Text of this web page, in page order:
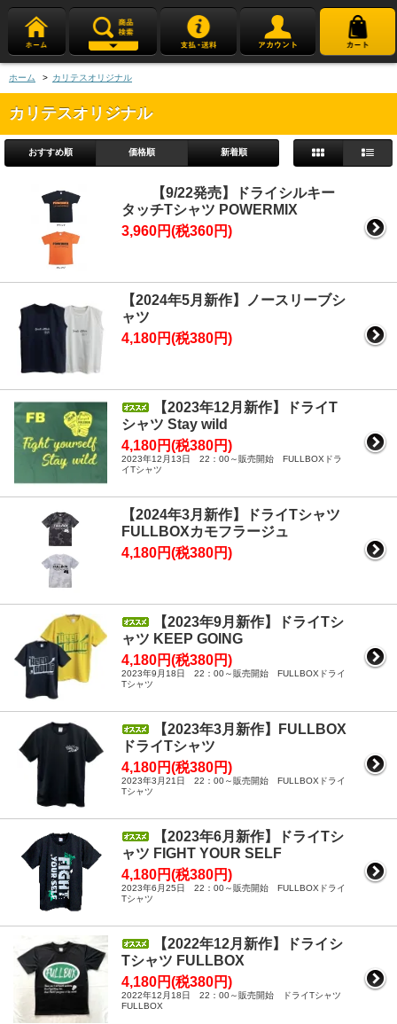
ホーム > カリテスオリジナル
カリテスオリジナル
おすすめ順 価格順 新着順
【9/22発売】ドライシルキー
タッチTシャツ POWERMIX
3,960円(税360円)
【2024年5月新作】ノースリーブシ
ャツ
4,180円(税380円)
【2023年12月新作】ドライT
シャツ Stay wild
4,180円(税380円)
2023年12月13日 22：00～販売開始 FULLBOXドラ
イTシャツ
【2024年3月新作】ドライTシャツ
FULLBOXカモフラージュ
4,180円(税380円)
【2023年9月新作】ドライTシ
ャツ KEEP GOING
4,180円(税380円)
2023年9月18日 22：00～販売開始 FULLBOXドライ
Tシャツ
【2023年3月新作】FULLBOX
ドライTシャツ
4,180円(税380円)
2023年3月21日 22：00～販売開始 FULLBOXドライ
Tシャツ
【2023年6月新作】ドライTシ
ャツ FIGHT YOUR SELF
4,180円(税380円)
2023年6月25日 22：00～販売開始 FULLBOXドライ
Tシャツ
【2022年12月新作】ドライシ
Tシャツ FULLBOX
4,180円(税380円)
2022年12月18日 22：00～販売開始 ドライTシャツ
FULLBOX